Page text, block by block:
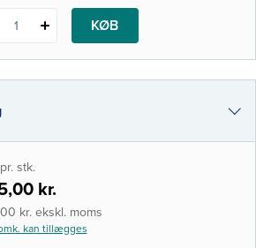
1 KØB
stk.
kr.
kr. ekskl. moms
kan tillægges